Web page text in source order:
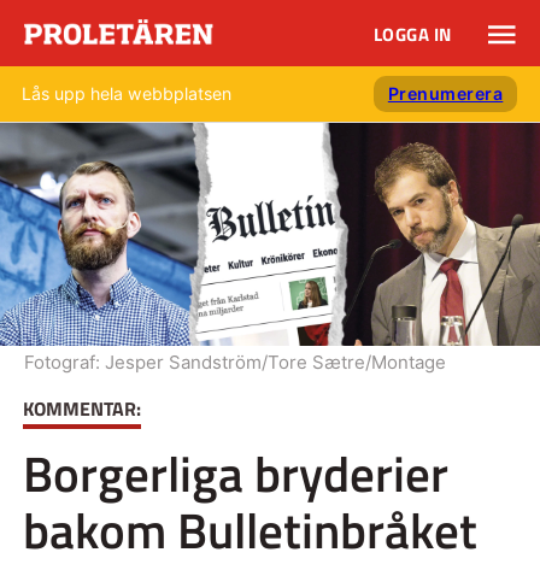
LOGGA IN
Lås upp hela webbplatsen Prenumerera
KOMMENTAR:
Borgerliga bryderier
bakom Bulletinbråket
Fotograf: Jesper Sandström/Tore Sætre/Montage